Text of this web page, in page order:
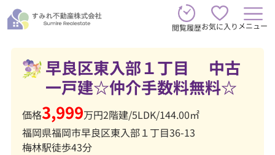
閲覧履歴お気に入り メニュー
早良区東入部１丁目 中古
一戸建☆仲介手数料無料☆
価格3,999万円2階建/5LDK/144.00㎡
福岡県福岡市早良区東入部１丁目36-13
梅林駅徒歩43分